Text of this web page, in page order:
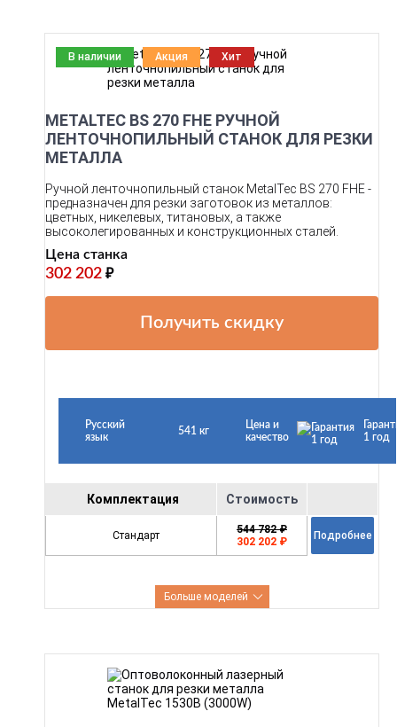
В наличии Акция Хит
METALTEC BS 270 FHE РУЧНОЙ
ЛЕНТОЧНОПИЛЬНЫЙ СТАНОК ДЛЯ РЕЗКИ
МЕТАЛЛА
Ручной ленточнопильный станок MetalTec BS 270 FHE -
предназначен для резки заготовок из металлов:
цветных, никелевых, титановых, а также
высоколегированных и конструкционных сталей.
Цена станка
302 202 ₽
Получить скидку
Русский
язык
541 кг
Цена и
качество
1 год
Комплектация Стоимость
Стандарт
544 782 ₽
302 202 ₽
Подробнее
Больше моделей